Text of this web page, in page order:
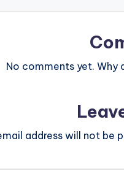
No comments yet. Why
address will not be